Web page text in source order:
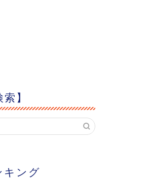
】
キング